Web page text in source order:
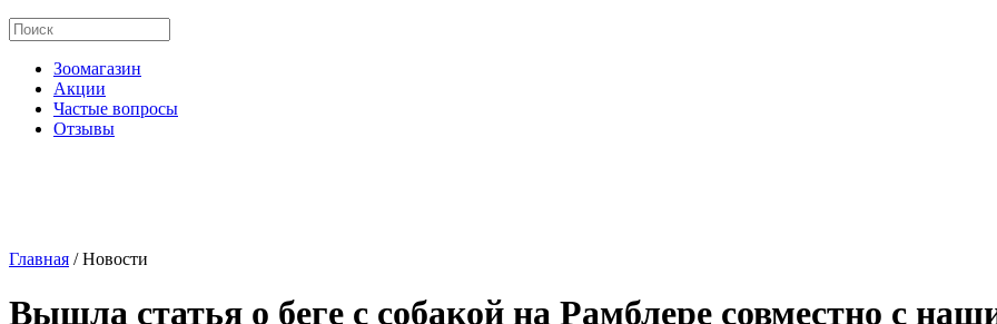
Зоомагазин
Акции
Частые вопросы
Отзывы
Главная /Новости
Вышла статья о беге с собакой на Рамблере совместно с